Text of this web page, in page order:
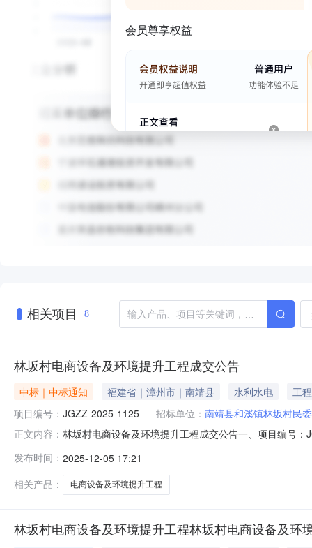
会员尊享权益
相关项目 8
林坂村电商设备及环境提升工程成交公告
中标｜中标通知 福建省｜漳州市｜南靖县 水利水电
工程
项目编号： JGZZ-2025-1125 招标单位： 南靖县和溪镇林坂村民
正文内容： 林坂村电商设备及环境提升工程成交公告一、项目编号
建泙禹水利水电工程有限公司林坂村电商设备及环境提
代理服务
发布时间： 2025-12-05 17:21
相关产品：
电商设备及环境提升工程
林坂村电商设备及环境提升工程林坂村电商设备及环